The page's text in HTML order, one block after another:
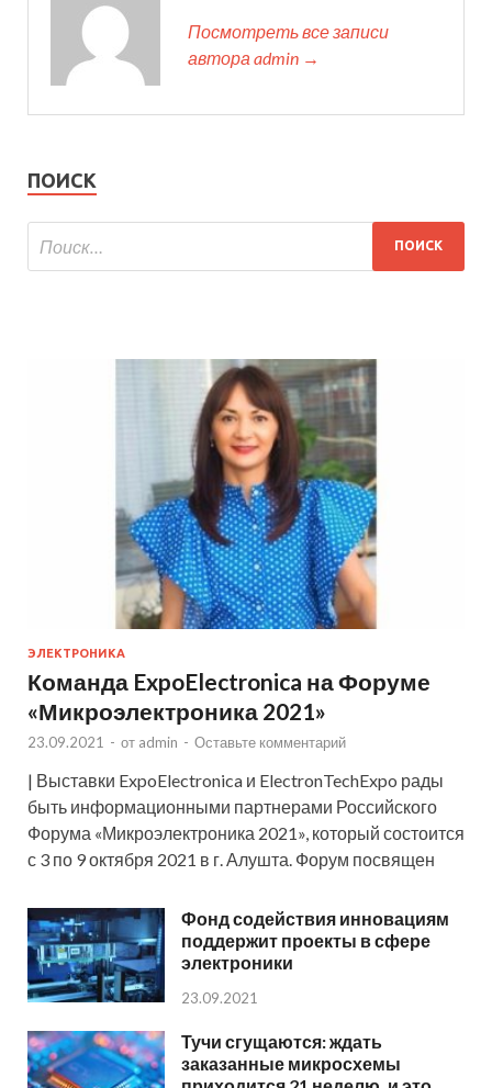
Посмотреть все записи
автора admin →
ПОИСК
ЭЛЕКТРОНИКА
Команда ExpoElectronica на Форуме
«Микроэлектроника 2021»
23.09.2021 - от admin - Оставьте комментарий
| Выставки ExpoElectronica и ElectronTechExpo рады
быть информационными партнерами Российского
Форума «Микроэлектроника 2021», который состоится
с 3 по 9 октября 2021 в г. Алушта. Форум посвящен
Фонд содействия инновациям
поддержит проекты в сфере
электроники
23.09.2021
Тучи сгущаются: ждать
заказанные микросхемы